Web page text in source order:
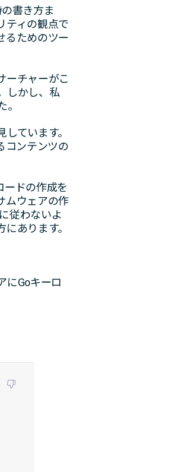
書き方ま
ティの観点で
るためのツー
ーチャーがこ
しかし、私
ています。
コンテンツの
ードの作成を
ムウェアの作
従わないよ
あります。
にGoキーロ